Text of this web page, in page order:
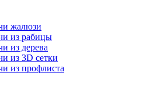
жалюзи
из рабицы
из дерева
из 3D сетки
из профлиста